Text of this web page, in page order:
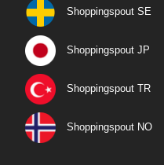
Shoppingspout SE
Shoppingspout JP
Shoppingspout TR
Shoppingspout NO